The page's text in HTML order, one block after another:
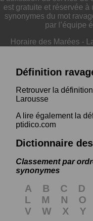
est gratuite et réservée
synonymes du mot
par l’équipe
Horaire des Marées -
Définition
Retrouver la
Larousse
A lire également la
ptidico.com
Dictionnaire
Classement par
synonymes
A B C D
L
M N O
V
W X Y